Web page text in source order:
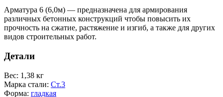
Арматура 6 (6,0м) — предназначена для армирования
различных бетонных конструкций чтобы повысить их
прочность на сжатие, растяжение и изгиб, а также для других
видов строительных работ.
Детали
Вес: 1,38 кг
Марка стали: Ст.3
Форма: гладкая